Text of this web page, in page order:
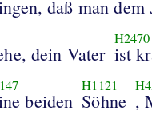
daß man dem
dein Vater
H2470
ist
beiden
H1121
Söhne ,